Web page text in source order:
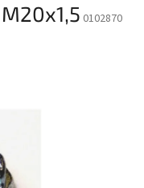
0102870